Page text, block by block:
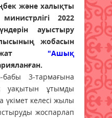
және халықты
2022
ауыстыру
жобасын
"Ашық
бабы 3-тармағына
уақытын ұтымды
үкімет келесі жылы
жоспарлап